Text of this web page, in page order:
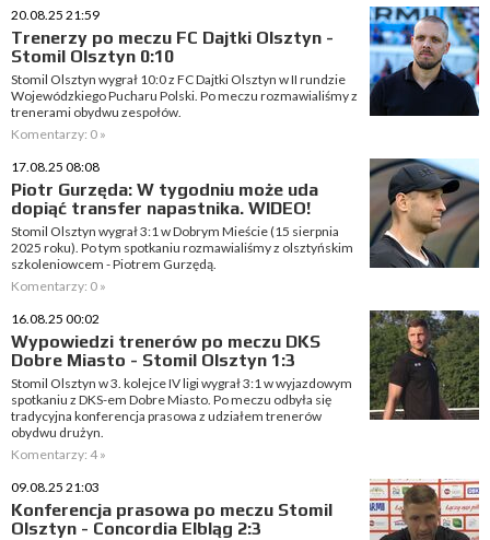
20.08.25 21:59
Trenerzy po meczu FC Dajtki Olsztyn -
Stomil Olsztyn 0:10
Stomil Olsztyn wygrał 10:0 z FC Dajtki Olsztyn w II rundzie
Wojewódzkiego Pucharu Polski. Po meczu rozmawialiśmy z
trenerami obydwu zespołów.
Komentarzy: 0 »
17.08.25 08:08
Piotr Gurzęda: W tygodniu może uda
dopiąć transfer napastnika. WIDEO!
Stomil Olsztyn wygrał 3:1 w Dobrym Mieście (15 sierpnia
2025 roku). Po tym spotkaniu rozmawialiśmy z olsztyńskim
szkoleniowcem - Piotrem Gurzędą.
Komentarzy: 0 »
16.08.25 00:02
Wypowiedzi trenerów po meczu DKS
Dobre Miasto - Stomil Olsztyn 1:3
Stomil Olsztyn w 3. kolejce IV ligi wygrał 3:1 w wyjazdowym
spotkaniu z DKS-em Dobre Miasto. Po meczu odbyła się
tradycyjna konferencja prasowa z udziałem trenerów
obydwu drużyn.
Komentarzy: 4 »
09.08.25 21:03
Konferencja prasowa po meczu Stomil
Olsztyn - Concordia Elbląg 2:3